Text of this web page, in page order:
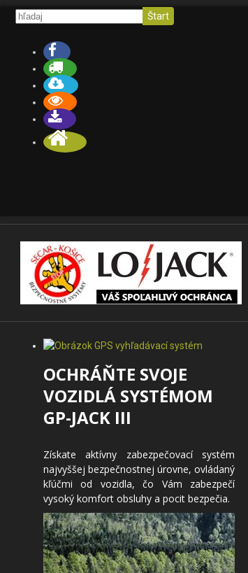
Štart
OCHRÁŇTE SVOJE
VOZIDLÁ SYSTÉMOM
GP-JACK III
Získate aktívny zabezpečovací systém
najvyššej bezpečnostnej úrovne, ovládaný
kľúčmi od vozidla, čo Vám zabezpečí
vysoký komfort obsluhy a pocit bezpečia.